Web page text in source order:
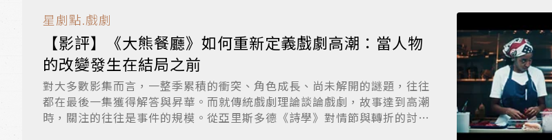
星劇點.戲劇
【影評】《大熊餐廳》如何重新定義戲劇高潮：當人物
的改變發生在結局之前
對大多數影集而言，一整季累積的衝突、角色成長、尚未解開的謎題，往往
都在最後一集獲得解答與昇華。而就傳統戲劇理論談論戲劇，故事達到高潮
時，關注的往往是事件的規模。從亞里斯多德《詩學》對情節與轉折的討